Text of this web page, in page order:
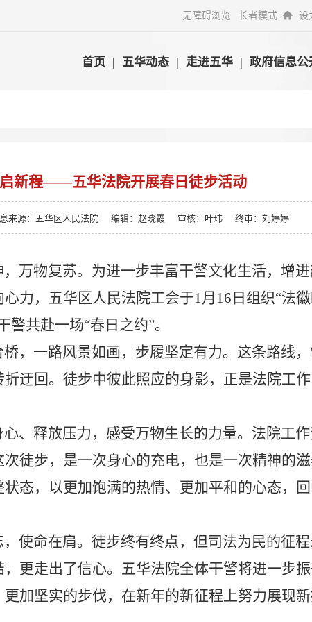
无障碍浏览 长者模式 设
首页 | 五华动态 | 走进五华 | 政府信息公
新程——五华法院开展春日徒步活动
来源：五华区人民法院 编辑：赵晓霞 审核：叶玮 终审：刘婷婷
万物复苏。为进一步丰富干警文化生活，增
力，五华区人民法院工会于1月 16 日组织“法
共赴一场“春日之约”。
，一路风景如画，步履坚定有力。这条路线
迂回。徒步中彼此照应的身影，正是法院工
、释放压力，感受万物生长的力量。法院工
徒步，是一次身心的充电，也是一次精神的
态，以更加饱满的热情、更加平和的心态，
使命在肩。徒步终有终点，但司法为民的征
更走出了信心。五华法院全体干警将进一步
加坚实的步伐，在新年的新征程上努力展现